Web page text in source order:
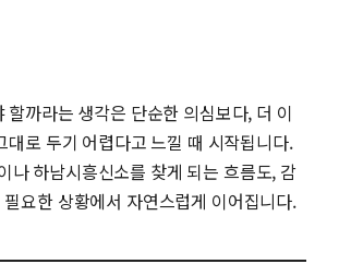
할까라는 생각은 단순한 의심보다, 더 이
대로 두기 어렵다고 느낄 때 시작됩니다.
나 하남시흥신소를 찾게 되는 흐름도, 감
요한 상황에서 자연스럽게 이어집니다.